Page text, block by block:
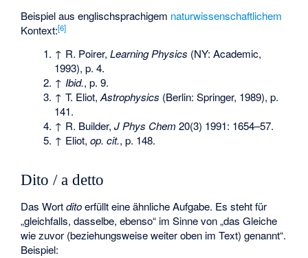
Beispiel aus englischsprachigem naturwissenschaftlichem
Kontext:[6]
↑ R. Poirer,Learning Physics (NY: Academic,
1993), p. 4.
↑ Ibid., p. 9.
↑ T. Eliot,Astrophysics (Berlin: Springer, 1989), p.
141.
↑ R. Builder,J Phys Chem 20(3) 1991: 1654–57.
↑ Eliot,op. cit., p. 148.
Dito / a detto
Das Wortditoerfüllt eine ähnliche Aufgabe. Es steht für
„gleichfalls, dasselbe, ebenso“ im Sinne von „das Gleiche
wie zuvor (beziehungsweise weiter oben im Text) genannt“.
Beispiel: